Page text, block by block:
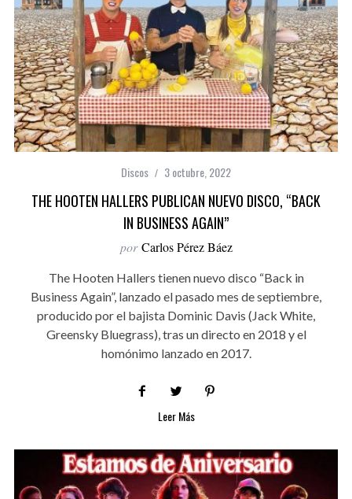
Discos 3 octubre, 2022
THE HOOTEN HALLERS PUBLICAN NUEVO DISCO, “BACK
IN BUSINESS AGAIN”
por Carlos Pérez Báez
The Hooten Hallers tienen nuevo disco “Back in
Business Again”, lanzado el pasado mes de septiembre,
producido por el bajista Dominic Davis (Jack White,
Greensky Bluegrass), tras un directo en 2018 y el
homónimo lanzado en 2017.
Leer Más